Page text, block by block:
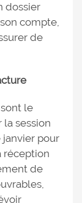
dossier
compte,
de
le
session
pour
réception
de